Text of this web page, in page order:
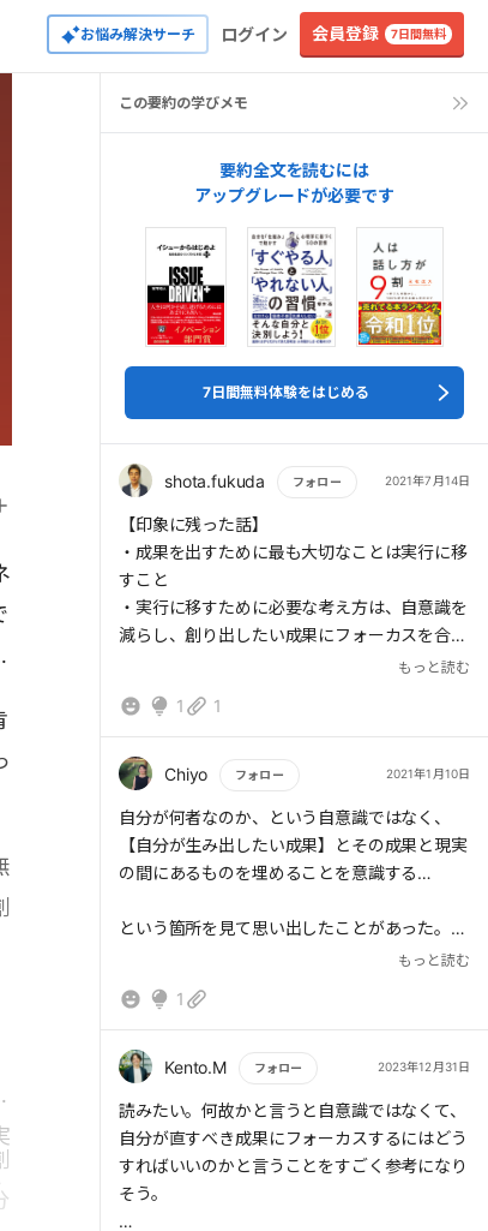
お悩み解決サーチ ログイン 会員登録 7日間無料
この要約の学びメモ
要約全文を読むには
アップグレードが必要です
7日間無料体験をはじめる
shota.fukuda フォロー 2021年7月14日
もっと読む
【印象に残った話】
・成果を出すために最も大切なことは実行に移
すこと
・実行に移すために必要な考え方は、自意識を
減らし、創り出したい成果にフォーカスを合わ
することが多いのは、人から容姿を指摘された
ものではなく家にひきこもるなどの行動を選択
・自意識を持つと、具体的な成果に直結する
行動ではなく、マイナスを隠すための行動に走
り、求める成果が得られないことがある
るかよりも、何を達成したいかを明確にし、目
標と現在地との差の緊張構造（弓を引っ張り離
すと矢が飛ぶように、緊張を利用して行動する
【考えたこと】
・過去にプロジェクトを成功させても、あのと
きはたまたま運良く成功したが、今回はうまく
いかないかもしれないなどと、自分の運や能力
に意識が向くと、揺り戻しでうまくいかなくな
ることがあった
もっと読む
1 1
Chiyo フォロー 2021年1月10日
もっと読む
自分が何者なのか、という自意識ではなく、
【自分が生み出したい成果】とその成果と現実
の間にあるものを埋めることを意識する…
という箇所を見て思い出したことがあった。
て
長している」と言われたことと繋がってしっく
りきた。
もっと読む
1
Kento.M フォロー 2023年12月31日
もっと読む
読みたい。何故かと言うと自意識ではなくて、
自分が直すべき成果にフォーカスするにはどう
すればいいのかと言うことをすごく参考になり
そう。